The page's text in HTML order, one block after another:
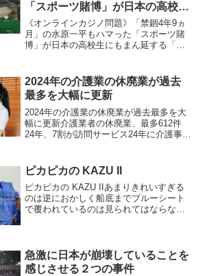
「スポーツ賭博」が日本の高校生
にもまん延する「ヤバすぎる未
来」
《オンラインカジノ問題》「禁錮4年9ヵ
月」の水原一平もハマった「スポーツ賭
博」が日本の高校生にもまん延する「ヤ
ンブル依存症が世界的な問題になってい
る。中でも深刻なのがス...
2024年の介護業の休廃業が過去
最多を大幅に更新
2024年の介護業の休廃業が過去最多を大
幅に更新介護業者の休廃業、最多612件
24年、7割が訪問サービス24年に介護事業
工リサーチが17日、発表した。調査を
始...
ピカピカの KAZU II
ピカピカの KAZU IIあまりきれいすぎる
のは逆におかしく船底までブルーシート
で覆われているのは見られてはならない
進展を期待します...
急激に日本が崩壊していることを
感じさせる２つの事件